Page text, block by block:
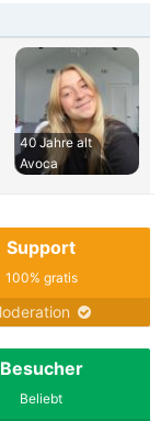
40 Jahre alt
Avoca
Support
100% gratis
Besucher
Beliebt